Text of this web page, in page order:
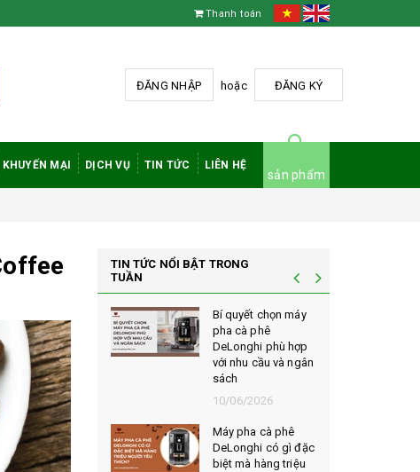
Thanh toán
ĐĂNG NHẬP hoặc ĐĂNG KÝ
KHUYẾN MẠI DỊCH VỤ TIN TỨC LIÊN HỆ
sản phẩm
TIN TỨC NỔI BẬT TRONG
TUẦN
rang mộc
đánh giá cao
giới sành cà
2026
chọn mua
hạt rang
thơm ngon,
Bí quyết chọn máy
pha cà phê
DeLonghi phù hợp
với nhu cầu và ngân
sách
10/06/2026
Máy pha cà phê
DeLonghi có gì đặc
biệt mà hàng triệu